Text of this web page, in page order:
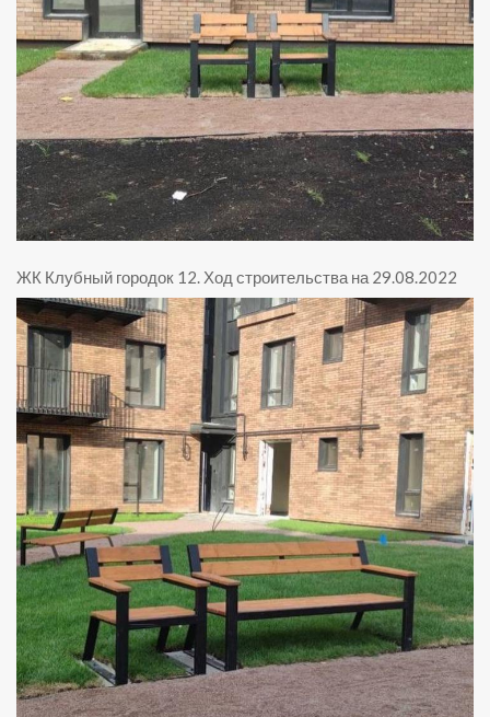
ЖК Клубный городок 12. Ход строительства на 29.08.2022